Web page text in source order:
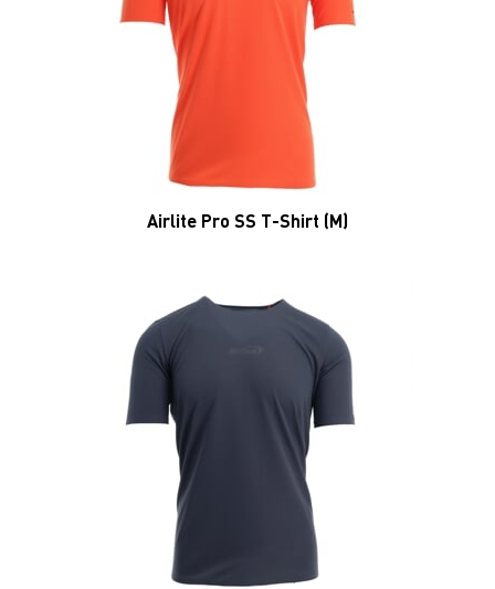
Airlite Pro SS T-Shirt (M)